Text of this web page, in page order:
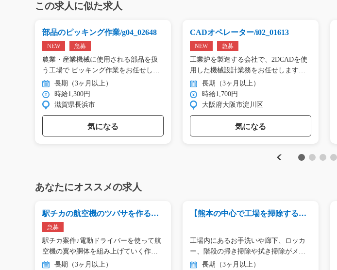
この求人に似た求人
Previous
部品のピッキング作業/g04_02648
NEW 急募
農業・産業機械に使用される部品を扱
う工場で ピッキング作業をお任せし
ま… 長期（3ヶ月以上）
時給1,300円
滋賀県長浜市
気になる
CADオペレーター/i02_01613
NEW 急募
工業炉を製造する会社で、2DCADを使
用した機械設計業務をお任せします。
…
長期（3ヶ月以上）
時給1,700円
大阪府大阪市淀川区
気になる
あなたにオススメの求人
駅チカの航空機のツバサを作るお
仕事/g01_00154
急募
駅チカ案件♪電動ドライバーを使って航
空機の翼や胴体を組み上げていく作
業… 長期（3ヶ月以上）
【熊本の中心で工場を掃除する】/t
工場内にあるお手洗いや廊下、ロッカ
ー、階段の掃き掃除や拭き掃除がメ
イ… 長期（3ヶ月以上）